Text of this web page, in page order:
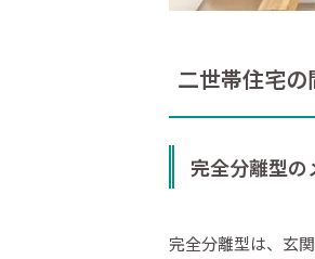
二世帯住宅
完全分離型の
完全分離型は、玄